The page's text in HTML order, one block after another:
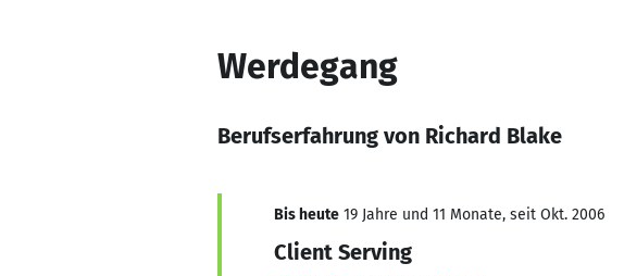
Werdegang
Berufserfahrung von Richard Blake
Bis heute 19 Jahre und 11 Monate, seit Okt. 2006
Client Serving